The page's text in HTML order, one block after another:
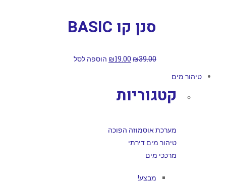
סנן קו BASIC
₪39.00
₪19.00
הוספה לסל
טיהור מים
קטגוריות
מערכת אוסמוזה הפוכה
טיהור מים דירתי
מרככי מים
מבצע!